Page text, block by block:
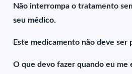
Não interrompa o tratamento
seu médico.
Este medicamento não deve ser
O que devo fazer quando eu me